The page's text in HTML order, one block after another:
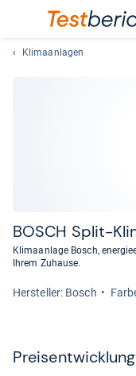
Klimaanlagen
BOSCH Split-​
Klimaanlage Bosch,
Ihrem Zuhause.
Her­stel­ler: Bosch
Preis­ent­wick­lung